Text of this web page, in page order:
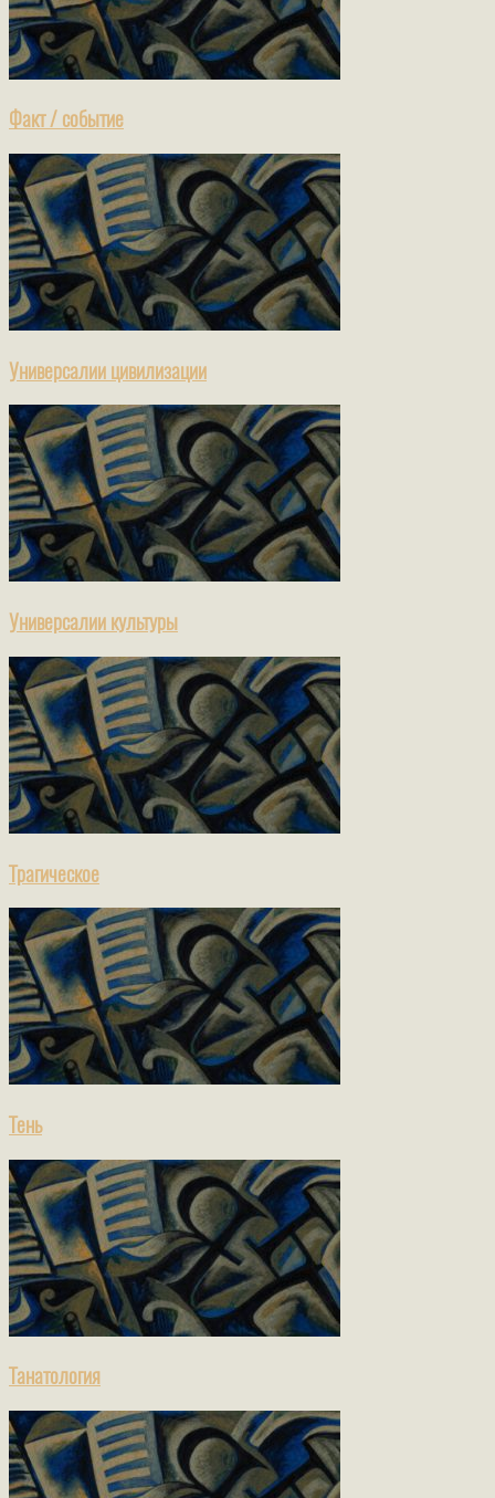
Факт / событие
Универсалии цивилизации
Универсалии культуры
Трагическое
Тень
Танатология